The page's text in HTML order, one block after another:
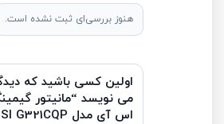
هنوز بررسی‌ای ثبت نشده است.
اولین کسی باشید که
می نویسد “مانیتور